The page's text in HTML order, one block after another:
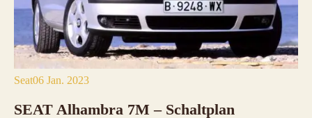
Seat06 Jan. 2023
SEAT Alhambra 7M – Schaltplan